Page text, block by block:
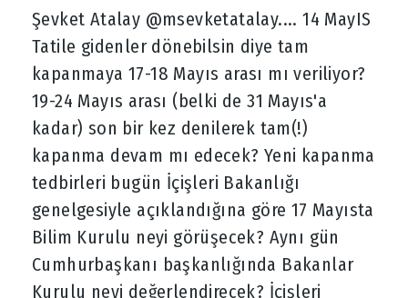
Şevket Atalay @msevketatalay.... 14 MayIS
Tatile gidenler dönebilsin diye tam
kapanmaya 17-18 Mayıs arası mı veriliyor?
19-24 Mayıs arası (belki de 31 Mayıs'a
kadar) son bir kez denilerek tam(!)
kapanma devam mı edecek? Yeni kapanma
tedbirleri bugün İçişleri Bakanlığı
genelgesiyle açıklandığına göre 17 Mayısta
Bilim Kurulu neyi görüşecek? Aynı gün
Cumhurbaşkanı başkanlığında Bakanlar
Kurulu neyi değerlendirecek? İçişleri